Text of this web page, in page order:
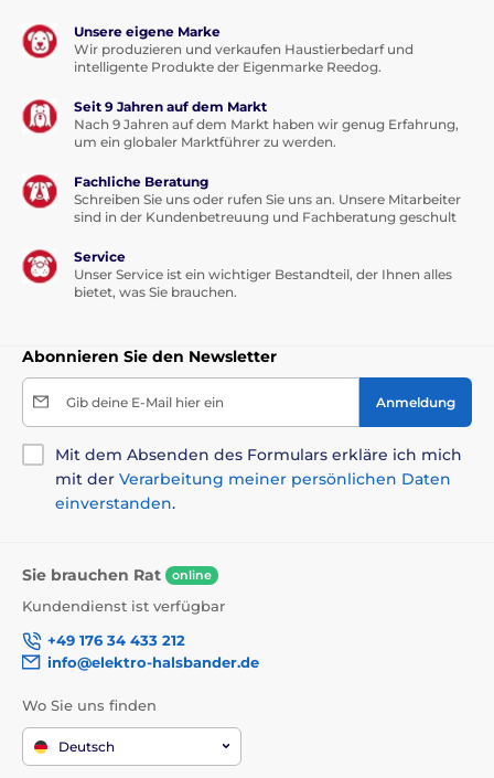
Unsere eigene Marke
Wir produzieren und verkaufen Haustierbedarf und
intelligente Produkte der Eigenmarke Reedog.
Seit 9 Jahren auf dem Markt
Nach 9 Jahren auf dem Markt haben wir genug Erfahrung,
um ein globaler Marktführer zu werden.
Fachliche Beratung
Schreiben Sie uns oder rufen Sie uns an. Unsere Mitarbeiter
sind in der Kundenbetreuung und Fachberatung geschult
Service
Unser Service ist ein wichtiger Bestandteil, der Ihnen alles
bietet, was Sie brauchen.
Abonnieren Sie den Newsletter
Gib deine E-Mail hier ein Anmeldung
Mit dem Absenden des Formulars erkläre ich mich
mit der Verarbeitung meiner persönlichen Daten
einverstanden.
Sie brauchen Rat online
Kundendienst ist verfügbar
+49 176 34 433 212
info@elektro-halsbander.de
Wo Sie uns finden
Deutsch